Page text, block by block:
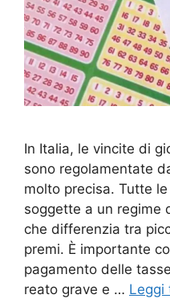
In Italia, le vincite di
sono regolamentate
molto precisa. Tutte
soggette a un regime
che differenzia tra
premi. È importante
pagamento delle
reato grave e … Leggi